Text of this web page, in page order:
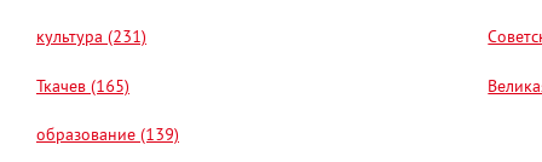
культура (231)
Ткачев (165)
образование (139)